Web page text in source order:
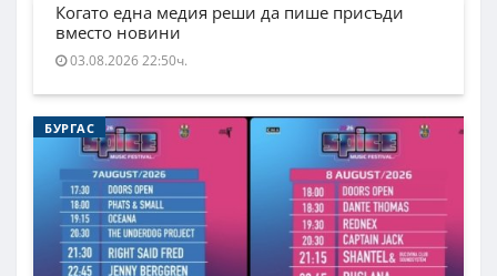
Когато една медия реши да пише присъди
вместо новини
03.08.2026 22:50ч.
БУРГАС